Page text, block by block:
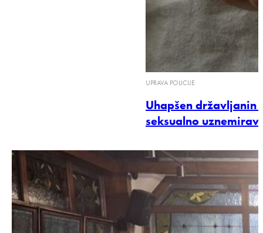
UPRAVA POLICIJE
Uhapšen državljanin
seksualno